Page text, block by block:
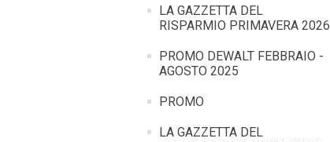
LA GAZZETTA DEL
RISPARMIO PRIMAVERA 2026
PROMO DEWALT FEBBRAIO -
AGOSTO 2025
PROMO
LA GAZZETTA DEL